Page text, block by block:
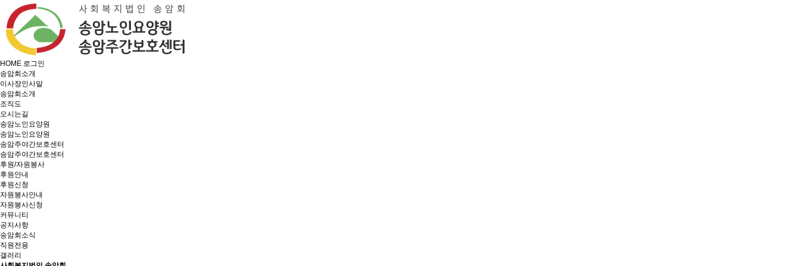
HOME 로그인
송암회소개
이사장인사말
송암회소개
조직도
오시는길
송암노인요양원
송암노인요양원
송암주야간보호센터
송암주야간보호센터
후원/자원봉사
후원안내
후원신청
자원봉사안내
자원봉사신청
커뮤니티
공지사항
송암회소식
직원전용
갤러리